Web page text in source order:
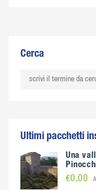
Cerca
Ultimi pacchetti
Una
€0,00